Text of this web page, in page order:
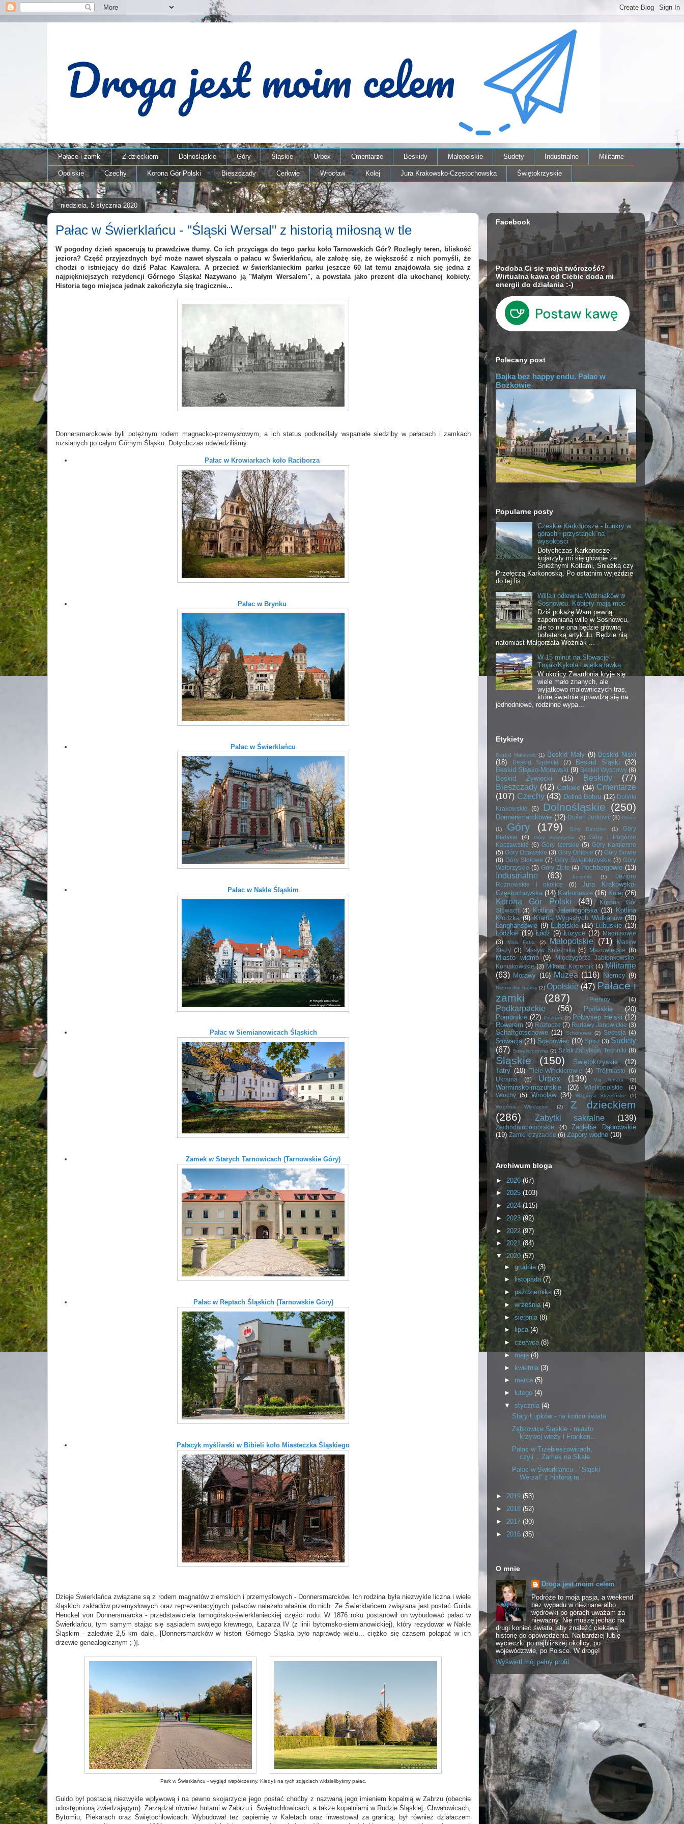
Pałace i zamki Z dzieckiem Dolnośląskie Góry Śląskie Urbex Cmentarze Beskidy Małopolskie Sudety Industrialne Militarne
Opolskie Czechy Korona Gór Polski Bieszczady Cerkwie Wrocław Kolej Jura Krakowsko-Częstochowska Świętokrzyskie
niedziela, 5 stycznia 2020
Pałac w Świerklańcu - "Śląski Wersal" z historią miłosną w tle
W pogodny dzień spacerują tu prawdziwe tłumy. Co ich przyciąga do tego parku koło Tarnowskich Gór? Rozległy teren, bliskość
jeziora? Część przyjezdnych być może nawet słyszała o pałacu w Świerklańcu, ale założę się, że większość z nich pomyśli, że
chodzi o istniejący do dziś Pałac Kawalera. A przecież w świerklanieckim parku jeszcze 60 lat temu znajdowała się jedna z
najpiękniejszych rezydencji Górnego Śląska! Nazywano ją "Małym Wersalem", a powstała jako prezent dla ukochanej kobiety.
Historia tego miejsca jednak zakończyła się tragicznie...
Donnersmarckowie byli potężnym rodem magnacko-przemysłowym, a ich status podkreślały wspaniałe siedziby w pałacach i zamkach
rozsianych po całym Górnym Śląsku. Dotychczas odwiedziliśmy:
Pałac w Krowiarkach koło Raciborza
Pałac w Brynku
Pałac w Świerklańcu
Pałac w Nakle Śląskim
Pałac w Siemianowicach Śląskich
Zamek w Starych Tarnowicach (Tarnowskie Góry)
Pałac w Reptach Śląskich (Tarnowskie Góry)
Pałacyk myśliwski w Bibieli koło Miasteczka Śląskiego
Dzieje Świerklańca związane są z rodem magnatów ziemskich i przemysłowych - Donnersmarcków. Ich rodzina była niezwykle liczna i wiele
śląskich zakładów przemysłowych oraz reprezentacyjnych pałaców należało właśnie do nich. Ze Świerklańcem związana jest postać Guida
Henckel von Donnersmarcka - przedstawiciela tarnogórsko-świerklanieckiej części rodu. W 1876 roku postanowił on wybudować pałac w
Świerklańcu, tym samym stając się sąsiadem swojego krewnego, Łazarza IV (z linii bytomsko-siemianowickiej), który rezydował w Nakle
Śląskim - zaledwie 2,5 km dalej. [Donnersmarcków w historii Górnego Śląska było naprawdę wielu... ciężko się czasem połapać w ich
drzewie genealogicznym ;-)].
Park w Świerklańcu - wygląd współczesny. Kiedyś na tych zdjęciach widzielibyśmy pałac.
Guido był postacią niezwykle wpływową i na pewno skojarzycie jego postać choćby z nazwaną jego imieniem kopalnią w Zabrzu (obecnie
udostępnioną zwiedzającym). Zarządzał również hutami w Zabrzu i Świętochłowicach, a także kopalniami w Rudzie Śląskiej, Chwałowicach,
Bytomiu, Piekarach oraz Świętochłowicach. Wybudował też papiernię w Kaletach oraz inwestował za granicą; był również działaczem
Facebook
Podoba Ci się moja twórczość?
Wirtualna kawa od Ciebie doda mi
energii do działania :-)
Polecany post
Bajka bez happy endu. Pałac w
Bożkowie
Popularne posty
Czeskie Karkonosze - bunkry w
górach i przystanek na
wysokości
Dotychczas Karkonosze
kojarzyły mi się głównie ze
Śnieżnymi Kotłami, Śnieżką czy
Przełęczą Karkonoską. Po ostatnim wyjeździe
do tej lis...
Willa i odlewnia Woźniaków w
Sosnowcu. Kobiety mają moc
Dziś pokażę Wam pewną
zapomnianą willę w Sosnowcu,
ale to nie ona będzie główną
bohaterką artykułu. Będzie nią
natomiast Małgorzata Woźniak ...
W 15 minut na Słowację –
Trojak/Kykula i wielka ławka
W okolicy Zwardonia kryje się
wiele mało znanych, ale
wyjątkowo malowniczych tras,
które świetnie sprawdzą się na
jednodniowe, rodzinne wypa...
Etykiety
Beskid Makowski (1) Beskid Mały (9) Beskid Niski
(18)
Beskid Sądecki (7) Beskid Śląski
(32)
Beskid Śląsko-Morawski (9) Beskid Wyspowy (8)
Beskid Żywiecki (15) Beskidy
(77)
Bieszczady (42) Cerkwie (34) Cmentarze
(107) Czechy (43) Dolina Bobru (12) Dolinki
Krakowskie
(6) Dolnośląskie (250)
Donnersmarckowie (12) Dušan Jurkovič (8) Gorce
(1)
Góry (179) Góry Bardzkie (1)
Góry
Bialskie
(4) Góry Bystrzyckie (1)
Góry i Pogórze
Kaczawskie (6) Góry Izerskie (5) Góry Kamienne
(5) Góry Opawskie (3) Góry Orlickie (7) Góry Sowie
(8) Góry Stołowe (7) Góry Świętokrzyskie (3) Góry
Wałbrzyskie (5) Góry Złote (4) Hochbergowie (13)
Industrialne (63) Jesioniki (1)
Jezioro
Rożnowskie i okolice
(6)
Jura Krakowsko-
Częstochowska (14) Karkonosze (16) Kolej (26)
Korona Gór Polski (43)
Korona Gór
Słowacji (4) Kotlina Jeleniogórska (13) Kotlina
Kłodzka (9) Kraina Wygasłych Wulkanów (30)
Langhansowie (9) Lubelskie (12) Lubuskie (13)
Łódzkie (19) Łódź (9) Łużyce (12) Magnisowie
(3)
Mała Fatra (2) Małopolskie (71)
Masyw
Ślęży (3) Masyw Śnieżnika (6) Mazowieckie (8)
Miasto widmo (9)
Międzygórze Jabłonkowsko-
Koniakowskie (3) Mikołaj Kopernik (4) Militarne
(63) Morawy (16) Muzea (116) Niemcy (9)
Niemieckie napisy (2) Opolskie (47) Pałace i
zamki
(287) Pieniny (4)
Podkarpackie (56) Podlaskie
(20)
Pomorskie (22) Poznań (2) Półwysep Helski (12)
Rowerem (9) Roztocze (7) Rudawy Janowickie (3)
Schaffgotschowie (12) Schönowie (2) Secesja (4)
Słowacja (21) Sosnowiec (10) Spisz (3) Sudety
(67) Suwalszczyzna (2) Szlak Zabytków Techniki (8)
Śląskie (150) Świętokrzyskie
(12)
Tatry (10) Tiele-Wincklerowie (4) Trójmiasto (6)
Ukraina
(6) Urbex (139) Via ferrata (2)
Warmińsko-mazurskie (20) Wielkopolskie
(4)
Włochy (5) Wrocław (34) Wzgórza Strzelińskie
(1)
Wzgórza Włodzickie
(2)
Z dzieckiem
(286)
Zabytki sakralne (139)
Zachodniopomorskie (4)
Zagłębie Dąbrowskie
(19) Zamki krzyżackie (6) Zapory wodne (10)
Archiwum bloga
► 2026 (67)
► 2025 (103)
► 2024 (115)
► 2023 (92)
► 2022 (97)
► 2021 (84)
▼2020 (57)
► grudnia (3)
►
listopada (7)
► października (3)
► września (4)
►sierpnia (8)
►
lipca (4)
► czerwca (8)
► maja (4)
► kwietnia (3)
► marca (5)
►
lutego (4)
▼ stycznia (4)
Stary Łupków - na końcu świata
Ząbkowice Śląskie - miasto
krzywej wieży i Franken...
Pałac w Trzebieszowicach,
czyli... Zamek na Skale
Pałac w Świerklańcu - "Śląski
Wersal" z historią m...
► 2019 (53)
► 2018 (52)
► 2017 (30)
► 2016 (35)
O mnie
Droga jest moim celem
Podróże to moja pasja, a weekend
bez wypadu w nieznane albo
wędrówki po górach uważam za
nieważny. Nie muszę jechać na
drugi koniec świata, aby znaleźć ciekawą
historię do opowiedzenia. Najbardziej lubię
wycieczki po najbliższej okolicy, po
województwie, po Polsce. W drogę!
Wyświetl mój pełny profil